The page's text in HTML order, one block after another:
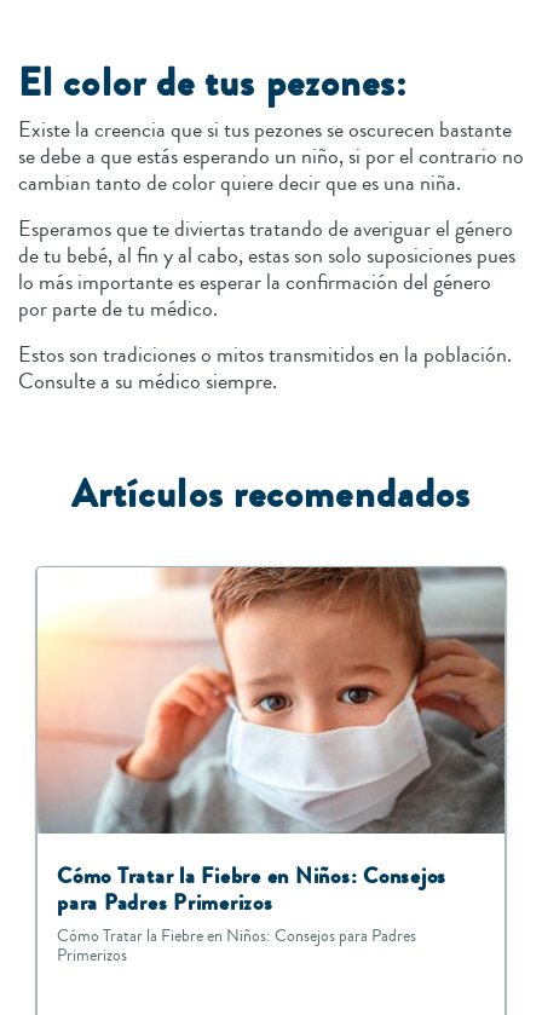
El color de tus pezones:
Existe la creencia que si tus pezones se oscurecen bastante
se debe a que estás esperando un niño, si por el contrario no
cambian tanto de color quiere decir que es una niña.
Esperamos que te diviertas tratando de averiguar el género
de tu bebé, al fin y al cabo, estas son solo suposiciones pues
lo más importante es esperar la confirmación del género
por parte de tu médico.
Estos son tradiciones o mitos transmitidos en la población.
Consulte a su médico siempre.
Artículos recomendados
Cómo Tratar la Fiebre en Niños: Consejos
para Padres Primerizos
Cómo Tratar la Fiebre en Niños: Consejos para Padres
Primerizos